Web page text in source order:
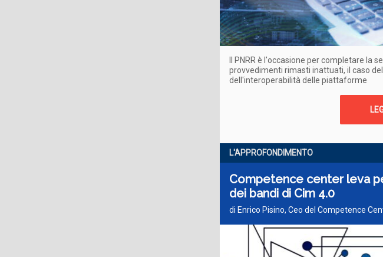
Il PNRR è l'occasione per completare la
provvedimenti rimasti inattuati, il caso
dell'interoperabilità delle piattaforme
L'APPROFONDIMENTO
Competence center leva
dei bandi di Cim 4.0
di Enrico Pisino, Ceo del Competence